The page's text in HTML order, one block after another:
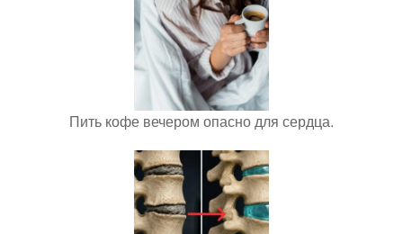
Пить кофе вечером опасно для сердца.